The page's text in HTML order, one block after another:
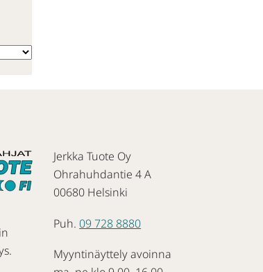
Jerkka Tuote Oy
Ohrahuhdantie 4 A
00680 Helsinki
Puh. 09 728 8880
Myyntinäyttely avoinna